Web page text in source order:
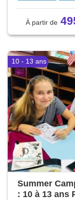
10 - 13 ans
Summer
: 10 à 13 ans